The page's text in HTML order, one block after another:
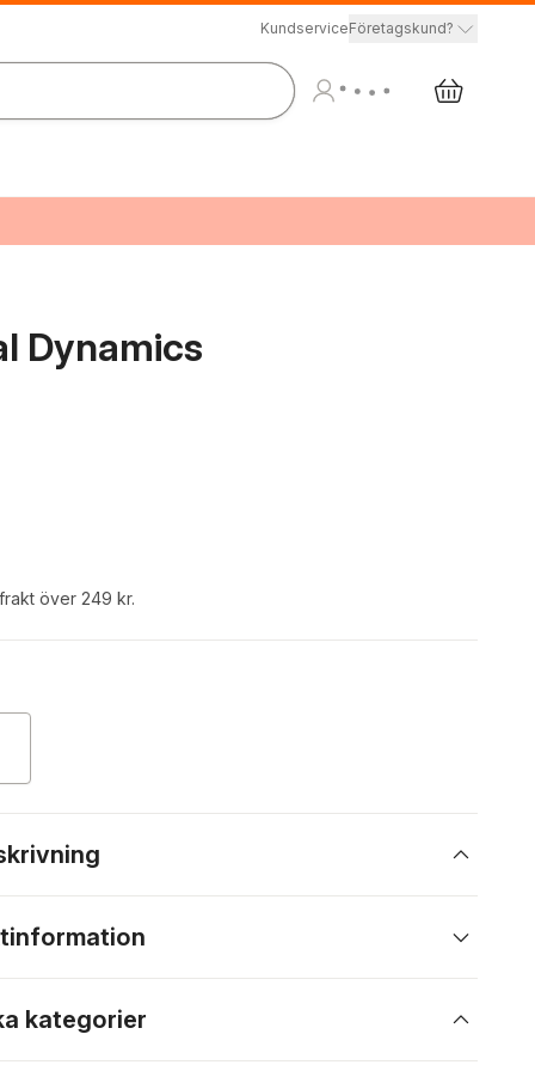
KundserviceFöretagskund?
Dynamics
över 249 kr.
kategorier